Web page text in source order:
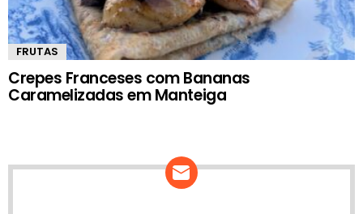
FRUTAS
Crepes Franceses com Bananas
Caramelizadas em Manteiga